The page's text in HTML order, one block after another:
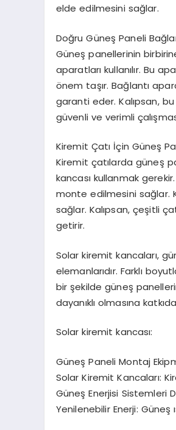
elde edilmesini sağlar.
Doğru Güneş Paneli
Güneş panellerinin
aparatları kullanılır. Bu
önem taşır. Bağlantı
garanti eder. Kalıpsan,
güvenli ve verimli
Kiremit Çatı İçin Güneş
Kiremit çatılarda güneş
kancası kullanmak
monte edilmesini sağlar.
sağlar. Kalıpsan, çeşitli
getirir.
Solar kiremit kancaları,
elemanlarıdır. Farklı
bir şekilde güneş
dayanıklı olmasına
Solar kiremit kancası:
Güneş Paneli Montaj
Solar Kiremit Kancaları:
Güneş Enerjisi Sistemleri
Yenilenebilir Enerji: Güneş